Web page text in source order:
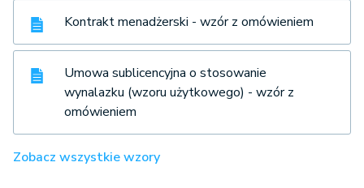
Kontrakt menadżerski - wzór z omówieniem
Umowa sublicencyjna o stosowanie
wynalazku (wzoru użytkowego) - wzór z
omówieniem
Zobacz wszystkie wzory